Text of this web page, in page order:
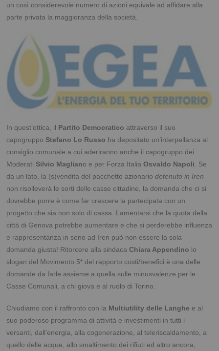
un così considerevole numero di azioni equivale ad affidare alla
parte privata la maggioranza della società.
In quest’ottica, il Partito Democratico attraverso il suo
capogruppo Stefano Lo Russo ha depositato un’interpellanza al
consiglio comunale a cui aderiranno anche il capogruppo dei
Moderati Silvio Magliano e per Forza ItaliaOsvaldo Napoli . Se
da un lato, la (s)vendita del pacchetto azionariodetenuto in Iren
non risolleverà le sorti delle casse cittadine, la domanda che ci si
dovrebbe porre è come far crescere la partecipata con un
progetto che sia non solo di cassa. Lamentarsi che la quota della
città di Genova potrebbe aumentare e che si perderebbe influenza
e rappresentanza in seno ad Iren può non essere la sola
domanda giusta! Ritorcere alla sindacaChiara Appendino lo
slogan del Movimento 5* del rapporto costi/benefici è una delle
domande da farle assieme a quella sulle minusvalenze per le
Casse Comunali, a chi giova e al ruolo di Torino.
Chiudiamo con il raffronto con la Multiutility delle Langhe e al
suo poderoso programma di attività e investimenti in tutti i
versanti, dall’energia, alla cogenerazione, al teleriscaldamento, a
quello delle acque, allo smaltimento dei rifiuti ed altro ancora;